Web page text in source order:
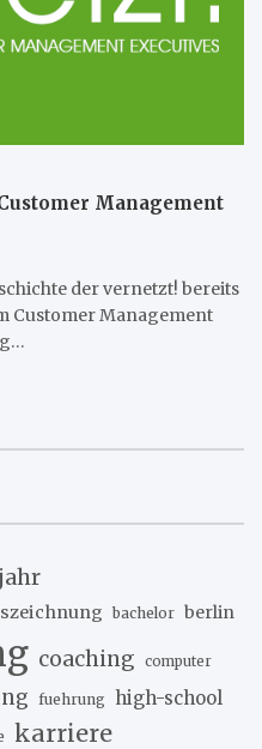
Management
der vernetzt! bereits
Customer Management
bachelor berlin
coaching computer
fuehrung high-school
karriere